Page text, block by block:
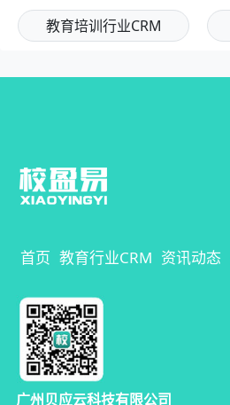
教育培训行业CRM
首页 教育行业CRM 资讯动态
广州贝应云科技有限公司